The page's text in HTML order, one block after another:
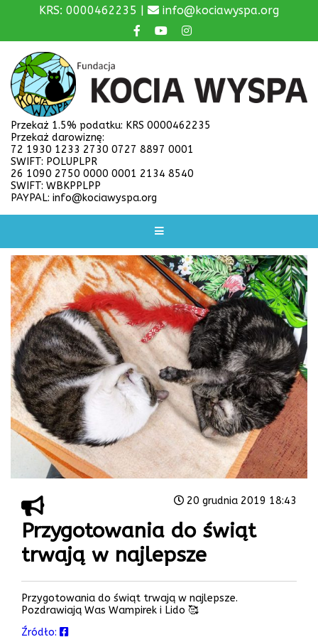
KRS: 0000462235 | info@kociawyspa.org
Przekaż 1.5% podatku: KRS 0000462235
Przekaż darowiznę:
72 1930 1233 2730 0727 8897 0001
SWIFT: POLUPLPR
26 1090 2750 0000 0001 2134 8540
SWIFT: WBKPPLPP
PAYPAL: info@kociawyspa.org
20 grudnia 2019 18:43
Przygotowania do świąt
trwają w najlepsze
Przygotowania do świąt trwają w najlepsze.
Pozdrawiają Was Wampirek i Lido 🥰
Źródło: